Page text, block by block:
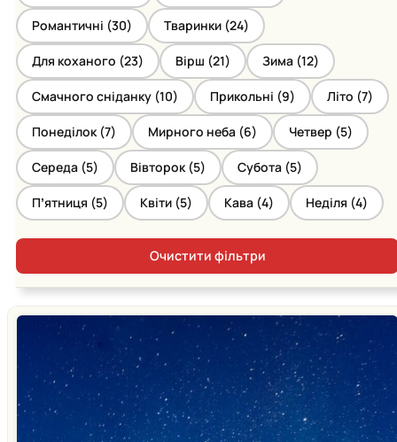
Романтичні (30) Тваринки (24)
Для коханого (23) Вірш (21) Зима (12)
Смачного сніданку (10) Прикольні (9) Літо (7)
Понеділок (7) Мирного неба (6) Четвер (5)
Середа (5) Вівторок (5) Субота (5)
Пʼятниця (5) Квіти (5) Кава (4) Неділя (4)
Очистити фільтри